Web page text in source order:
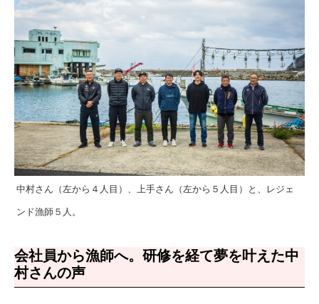
中村さん（左から４人目）、上手さん（左から５人目）と、レジェ
ンド漁師５人。
会社員から漁師へ。研修を経て夢を叶えた中
村さんの声